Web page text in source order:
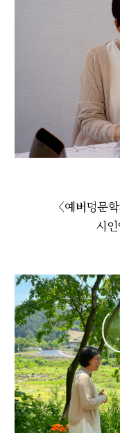
〈예버덩문
시